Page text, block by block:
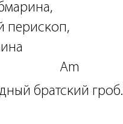
перископ,
Am
братский гроб.